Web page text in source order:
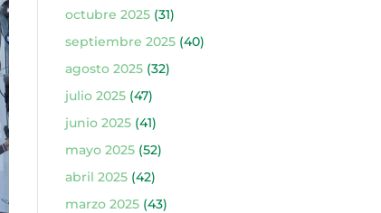
octubre 2025(31)
septiembre 2025(40)
agosto 2025(32)
julio 2025(47)
junio 2025(41)
mayo 2025(52)
abril 2025(42)
marzo 2025(43)